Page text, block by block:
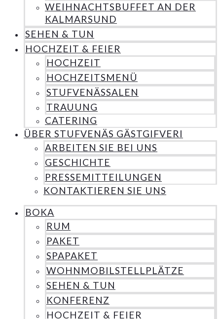
WEIHNACHTSBUFFET AN DER
KALMARSUND
SEHEN & TUN
HOCHZEIT & FEIER
HOCHZEIT
HOCHZEITSMENÜ
STUFVENÄSSALEN
TRAUUNG
CATERING
ÜBER STUFVENÄS GÄSTGIFVERI
ARBEITEN SIE BEI UNS
GESCHICHTE
PRESSEMITTEILUNGEN
KONTAKTIEREN SIE UNS
BOKA
RUM
PAKET
SPAPAKET
WOHNMOBILSTELLPLÄTZE
SEHEN & TUN
KONFERENZ
HOCHZEIT & FEIER